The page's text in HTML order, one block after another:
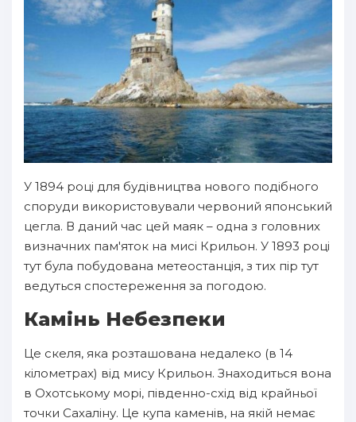
У 1894 році для будівництва нового подібного
споруди використовували червоний японський
цегла. В даний час цей маяк – одна з головних
визначних пам'яток на мисі Крильон. У 1893 році
тут була побудована метеостанція, з тих пір тут
ведуться спостереження за погодою.
Камінь Небезпеки
Це скеля, яка розташована недалеко (в 14
кілометрах) від мису Крильон. Знаходиться вона
в Охотському морі, південно-схід від крайньої
точки Сахаліну. Це купа каменів, на якій немає